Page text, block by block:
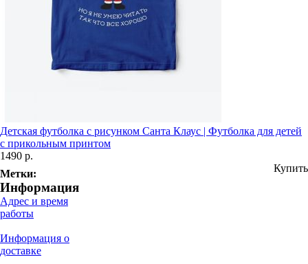
Детская футболка с рисунком Санта Клаус | Футболка для детей
с прикольным принтом
1490 р.
Купить
Метки:
Информация
Адрес и время
работы
Информация о
доставке